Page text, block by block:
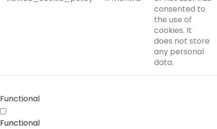
consented to
the use of
cookies. It
does not store
any personal
data.
Functional
Functional